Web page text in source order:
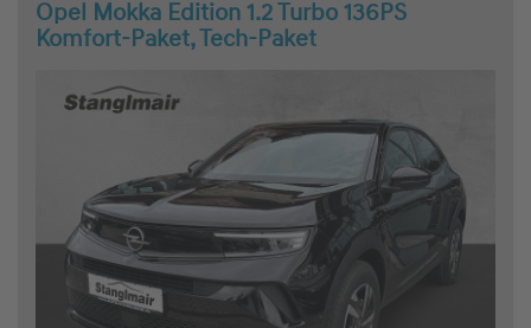
Opel Mokka Edition 1.2 Turbo 136PS
Komfort-Paket, Tech-Paket